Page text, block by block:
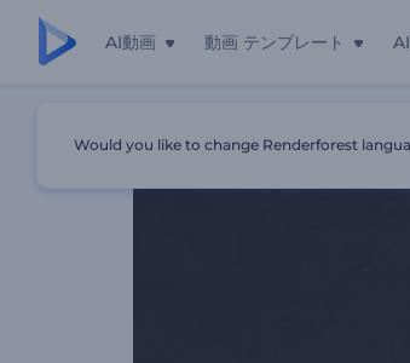
AI動画 動画 テンプレート
Would you like to change Renderforest